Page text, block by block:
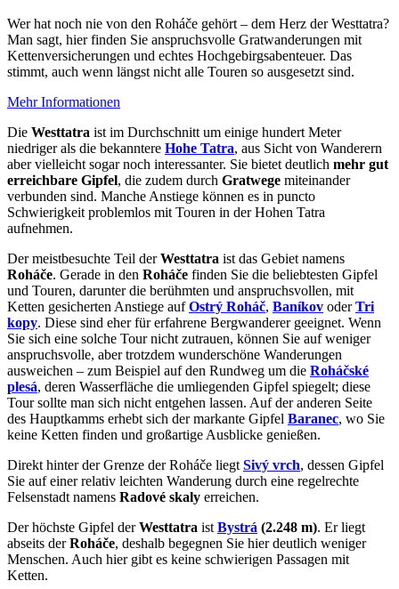
Wer hat noch nie von den Roháče gehört – dem Herz der Westtatra?
Man sagt, hier finden Sie anspruchsvolle Gratwanderungen mit
Kettenversicherungen und echtes Hochgebirgsabenteuer. Das
stimmt, auch wenn längst nicht alle Touren so ausgesetzt sind.
Mehr Informationen
Die Westtatra ist im Durchschnitt um einige hundert Meter
niedriger als die bekanntere Hohe Tatra, aus Sicht von Wanderern
aber vielleicht sogar noch interessanter. Sie bietet deutlich mehr gut
erreichbare Gipfel, die zudem durch Gratwege miteinander
verbunden sind. Manche Anstiege können es in puncto
Schwierigkeit problemlos mit Touren in der Hohen Tatra
aufnehmen.
Der meistbesuchte Teil derWesttatra ist das Gebiet namens
Roháče. Gerade in den Roháče finden Sie die beliebtesten Gipfel
und Touren, darunter die berühmten und anspruchsvollen, mit
Ketten gesicherten Anstiege aufOstrý Roháč, Baníkov oderTri
kopy. Diese sind eher für erfahrene Bergwanderer geeignet. Wenn
Sie sich eine solche Tour nicht zutrauen, können Sie auf weniger
anspruchsvolle, aber trotzdem wunderschöne Wanderungen
ausweichen – zum Beispiel auf den Rundweg um die Roháčské
plesá, deren Wasserfläche die umliegenden Gipfel spiegelt; diese
Tour sollte man sich nicht entgehen lassen. Auf der anderen Seite
des Hauptkamms erhebt sich der markante Gipfel Baranec, wo Sie
keine Ketten finden und großartige Ausblicke genießen.
Direkt hinter der Grenze der Roháče liegt Sivý vrch, dessen Gipfel
Sie auf einer relativ leichten Wanderung durch eine regelrechte
Felsenstadt namens Radové skaly erreichen.
Der höchste Gipfel derWesttatra ist Bystrá (2.248 m). Er liegt
abseits derRoháče, deshalb begegnen Sie hier deutlich weniger
Menschen. Auch hier gibt es keine schwierigen Passagen mit
Ketten.